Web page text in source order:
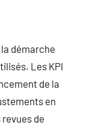
démarche
Les KPI
de la
en
de